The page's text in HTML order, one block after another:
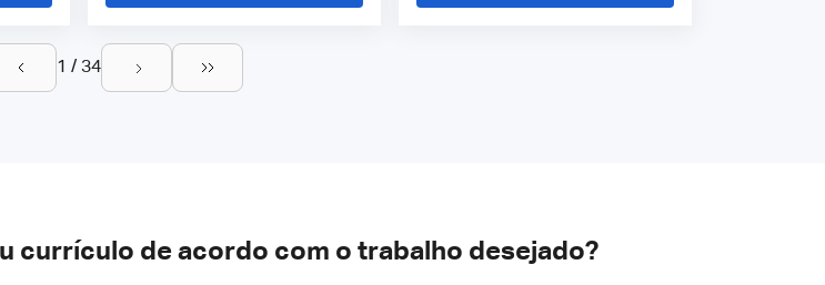
1 / 34
currículo de acordo com o trabalho desejado?